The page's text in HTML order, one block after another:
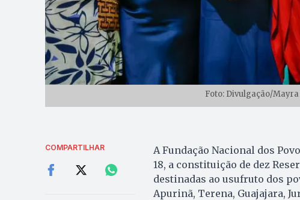
Foto: Divulgação/
COMPARTILHAR
A Fundação Nacional dos
18, a constituição de dez
destinadas ao usufruto dos
Apurinã, Terena, Guajajara,